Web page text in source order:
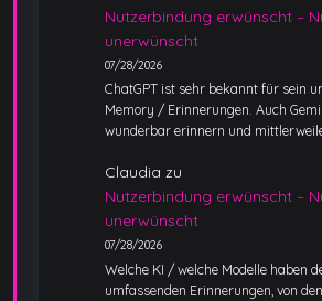
Nutzerbindung erwünscht –
unerwünscht
07/28/2026
ChatGPT ist sehr bekannt für sein
Memory / Erinnerungen. Auch
wunderbar erinnern und
Claudia zu
Nutzerbindung erwünscht –
unerwünscht
07/28/2026
Welche KI / welche Modelle haben
umfassenden Erinnerungen, von